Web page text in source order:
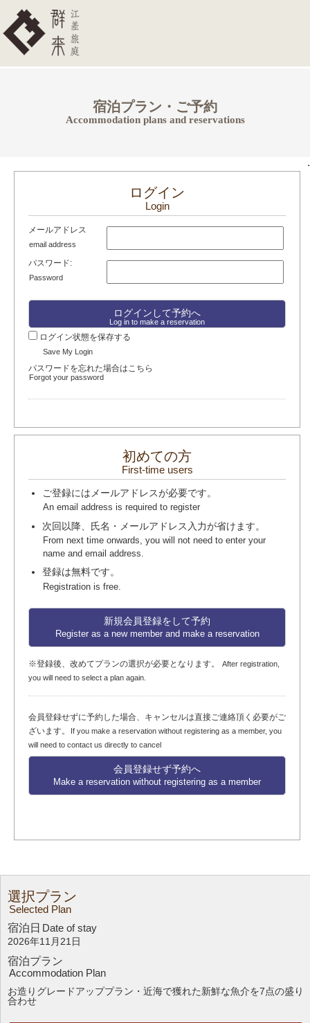
宿泊プラン・ご予約
Accommodation plans and reservations
ログイン
Login
メールアドレス
email address
パスワード:
Password
Log in to make a reservation
ログイン状態を保存する
Save My Login
パスワードを忘れた場合はこちら
Forgot your password
初めての方
First-time users
ご登録にはメールアドレスが必要です。
An email address is required to register
次回以降、氏名・メールアドレス入力が省けます。
From next time onwards, you will not need to enter your
name and email address.
登録は無料です。
Registration is free.
新規会員登録をして予約
Register as a new member and make a reservation
※登録後、改めてプランの選択が必要となります。
After registration,
you will need to select a plan again.
会員登録せずに予約した場合、キャンセルは直接ご連絡頂く必要がご
ざいます。
If you make a reservation without registering as a member, you
will need to contact us directly to cancel
会員登録せず予約へ
Make a reservation without registering as a member
.
選択プラン
Selected Plan
宿泊日 Date of stay
2026年11月21日
宿泊プラン
Accommodation Plan
お造りグレードアッププラン・近海で獲れた新鮮な魚介を7点の盛り
合わせ